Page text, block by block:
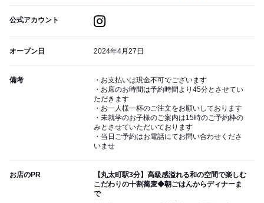
公式アカウント
オープン日 2024年4月27日
備考
・お支払いは現金不可でございます
・お席のお時間は予約時間より45分とさせてい
ただきます
・お一人様一杯のご注文をお願いしております
・未就学のお子様のご案内は15時のご予約枠の
みとさせていただいております
・当日ご予約はお電話にてお問い合わせくださ
いませ
お店のPR
【丸太町駅3分】高級感溢れる和の空間で楽しむ
こだわりの十割蕎麦◆朝ごはんからディナーま
で